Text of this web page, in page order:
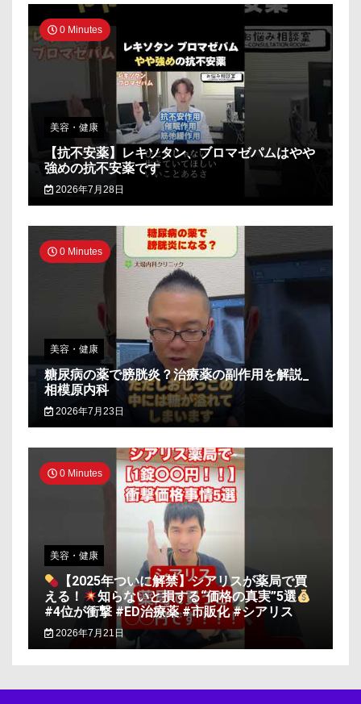
0 Minutes
美容・健康
【抗不安薬】レキソタン、ブロマゼパムはやや
強めの抗不安薬です
2026年7月28日
0 Minutes
美容・健康
糖尿病の薬で膀胱炎？治療薬の副作用を解説_
相模原内科
2026年7月23日
0 Minutes
美容・健康
【2025年ついに解禁】シアリスが薬局で買
える！
知らないと損する“価格の真実”5選
#4位が衝撃 #ED治療薬 #市販化 #シアリス
2026年7月21日